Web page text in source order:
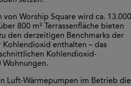
von Worship Square wird ca. 13.000
800 m² Terrassenfläche bieten
den derzeitigen Benchmarks der
Kohlendioxid enthalten – das
Kohlendioxid-
Wohnungen.
Luft-Wärmepumpen im Betrieb die